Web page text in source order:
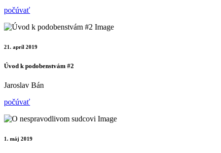
počúvať
21. apríl 2019
Úvod k podobenstvám #2
Jaroslav Bán
počúvať
1. máj 2019